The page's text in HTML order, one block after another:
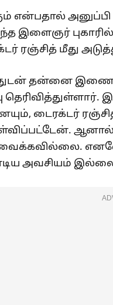
என்பதால்
இளைஞர் புகாரில்
ரஞ்சித் மீது
தன்னை
தெரிவித்துள்ளார்.
டைரக்டர்
வைக்கவில்லை.
அவசியம் இல்லை